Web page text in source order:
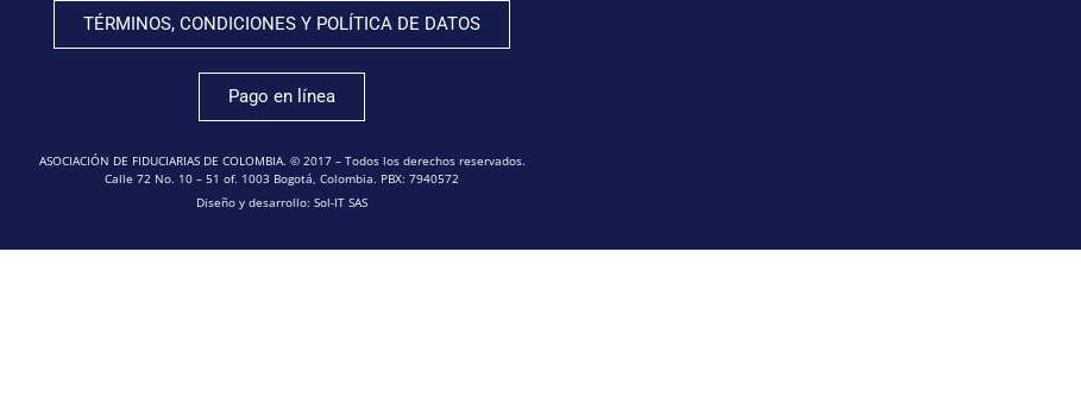
TÉRMINOS, CONDICIONES Y POLÍTICA DE DATOS
Pago en línea
ASOCIACIÓN DE FIDUCIARIAS DE COLOMBIA. © 2017 – Todos los derechos reservados.
Calle 72 No. 10 – 51 of. 1003 Bogotá, Colombia. PBX: 7940572
Diseño y desarrollo: Sol-IT SAS